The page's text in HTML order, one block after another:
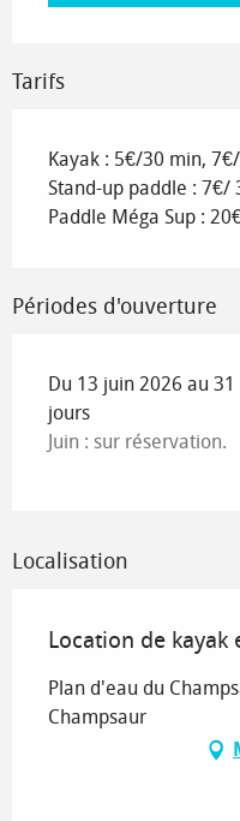
Tarifs
Kayak : 5€/30 min,
Stand-up paddle : 7€/
Paddle Méga Sup :
Périodes d'ouverture
Du 13 juin 2026 au
jours
Juin : sur réservation.
Localisation
Location de
Plan d'eau du
Champsaur